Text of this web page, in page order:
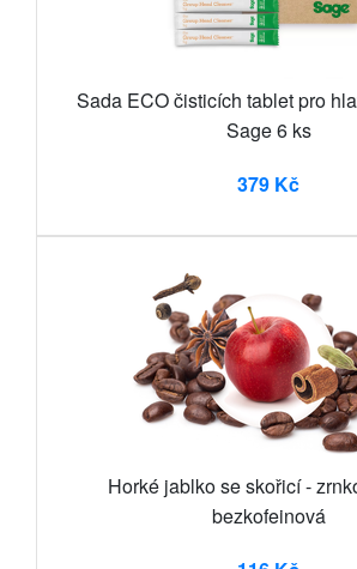
Sada ECO čisticích tablet pro
Sage 6 ks
379 Kč
Horké jablko se skořicí -
bezkofeinová